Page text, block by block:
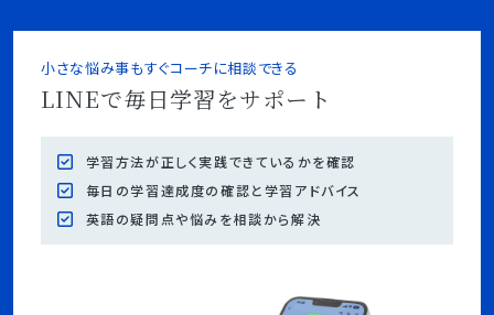
小さな悩み事もすぐコーチに相談できる
LINEで毎日学習をサポート
学習方法が正しく実践できているかを確認
毎日の学習達成度の確認と学習アドバイス
英語の疑問点や悩みを相談から解決